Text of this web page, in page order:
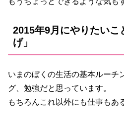
2015年9月にやりたいこ
げ」
いまのぼくの生活の基本ルーチ
グ、勉強だと思っています。
もちろんこれ以外にも仕事もあ